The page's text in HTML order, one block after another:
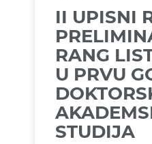
II UPISNI
RANG
U PRVU
STUDIJA